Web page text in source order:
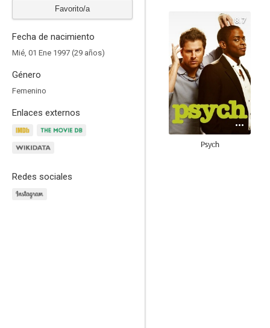
Favorito/a
Fecha de nacimiento
Mié, 01 Ene 1997 (29 años)
Género
Femenino
Enlaces externos
Redes sociales
8.7
Psych